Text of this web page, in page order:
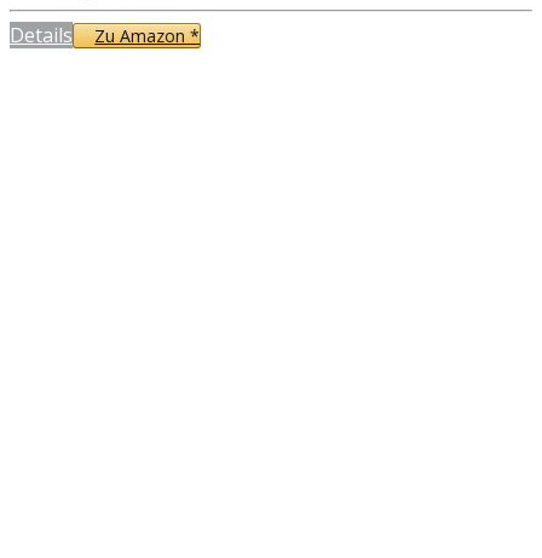
Details Zu Amazon *